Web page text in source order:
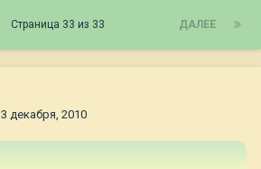
ДАЛЕЕ
Страница 33 из 33
3 декабря, 2010